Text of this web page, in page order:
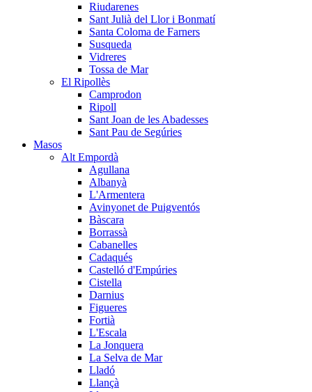
Riudarenes
Sant Julià del Llor i Bonmatí
Santa Coloma de Farners
Susqueda
Vidreres
Tossa de Mar
El Ripollès
Camprodon
Ripoll
Sant Joan de les Abadesses
Sant Pau de Segúries
Masos
Alt Empordà
Agullana
Albanyà
L'Armentera
Avinyonet de Puigventós
Bàscara
Borrassà
Cabanelles
Cadaqués
Castelló d'Empúries
Cistella
Darnius
Figueres
Fortià
L'Escala
La Jonquera
La Selva de Mar
Lladó
Llançà